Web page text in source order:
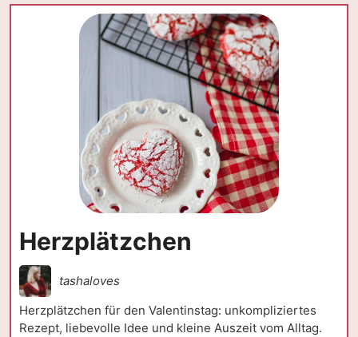
Herzplätzchen
tashaloves
Herzplätzchen für den Valentinstag: unkompliziertes
Rezept, liebevolle Idee und kleine Auszeit vom Alltag.